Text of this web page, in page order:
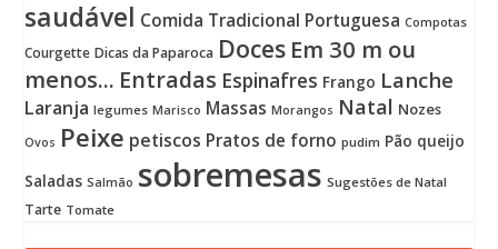
saudável Comida Tradicional Portuguesa Compotas
Courgette Dicas da Paparoca Doces Em 30 m ou
menos... Entradas Espinafres Frango Lanche
Laranja legumes Marisco Massas Morangos Natal Nozes
Ovos Peixe petiscos Pratos de forno pudim Pão queijo
Saladas Salmão sobremesas Sugestões de Natal
Tarte Tomate